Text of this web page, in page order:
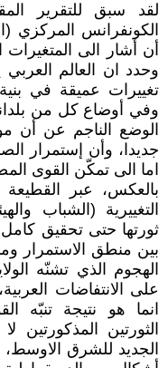
لقد سبق للتقرير
الكونفرانس المركزي
أن أشار الى
وحدد ان العالم
تغييرات عميقة في
وفي أوضاع كل من
الوضع الناجم عن أن
جديدا، وأن إستمرار
اما الى تمكّن القوى
بالعكس، عبر
التغييرية (الشباب
ثورتها حتى تحقيق كامل
بين منطق الاستمرار
الهجوم الذي تشنّه
على الانتفاضات
انما هو نتيجة تنبّه
الثورتين المذكورتين
الجديد للشرق